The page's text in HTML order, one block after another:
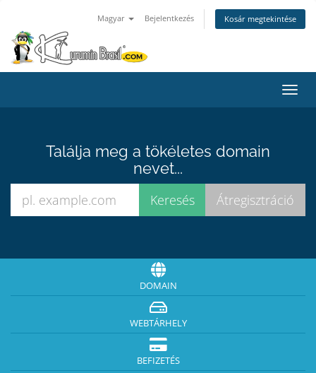
Magyar Bejelentkezés Kosár megtekintése
a
Találja meg a tökéletes domain
nevet...
DOMAIN
WEBTÁRHELY
BEFIZETÉS